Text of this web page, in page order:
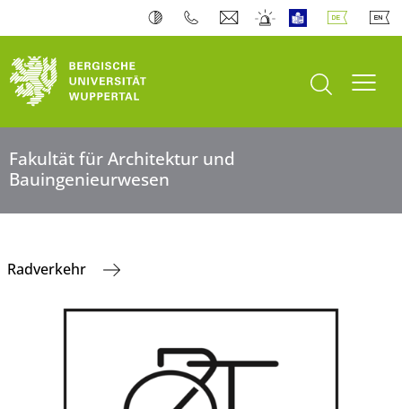
Suche öffnen
Fakultät für Architektur und
Bauingenieurwesen
Radverkehr